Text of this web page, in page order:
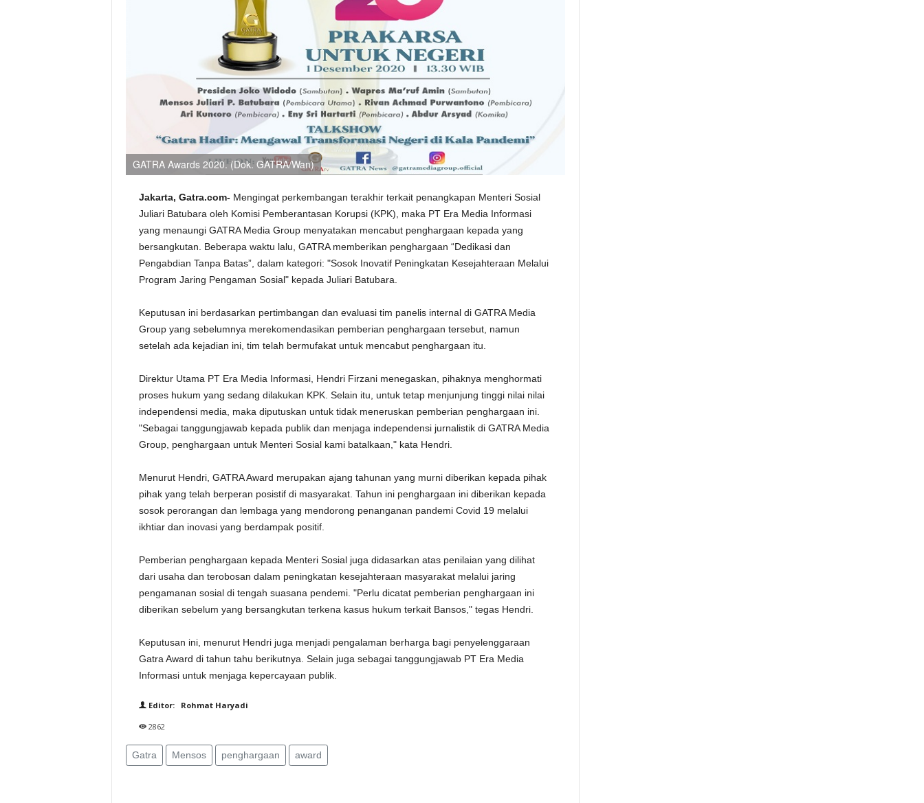
GATRA Awards 2020. (Dok. GATRA/Wan)
Jakarta, Gatra.com-Mengingat perkembangan terakhir terkait penangkapan Menteri Sosial
Juliari Batubara oleh Komisi Pemberantasan Korupsi (KPK), maka PT Era Media Informasi
yang menaungi GATRA Media Group menyatakan mencabut penghargaan kepada yang
bersangkutan. Beberapa waktu lalu, GATRA memberikan penghargaan “Dedikasi dan
Pengabdian Tanpa Batas”, dalam kategori: "Sosok Inovatif Peningkatan Kesejahteraan Melalui
Program Jaring Pengaman Sosial" kepada Juliari Batubara.
Keputusan ini berdasarkan pertimbangan dan evaluasi tim panelis internal di GATRA Media
Group yang sebelumnya merekomendasikan pemberian penghargaan tersebut, namun
setelah ada kejadian ini, tim telah bermufakat untuk mencabut penghargaan itu.
Direktur Utama PT Era Media Informasi, Hendri Firzani menegaskan, pihaknya menghormati
proses hukum yang sedang dilakukan KPK. Selain itu, untuk tetap menjunjung tinggi nilai nilai
independensi media, maka diputuskan untuk tidak meneruskan pemberian penghargaan ini.
"Sebagai tanggungjawab kepada publik dan menjaga independensi jurnalistik di GATRA Media
Group, penghargaan untuk Menteri Sosial kami batalkaan," kata Hendri.
Menurut Hendri, GATRA Award merupakan ajang tahunan yang murni diberikan kepada pihak
pihak yang telah berperan posistif di masyarakat. Tahun ini penghargaan ini diberikan kepada
sosok perorangan dan lembaga yang mendorong penanganan pandemi Covid 19 melalui
ikhtiar dan inovasi yang berdampak positif.
Pemberian penghargaan kepada Menteri Sosial juga didasarkan atas penilaian yang dilihat
dari usaha dan terobosan dalam peningkatan kesejahteraan masyarakat melalui jaring
pengamanan sosial di tengah suasana pendemi. "Perlu dicatat pemberian penghargaan ini
diberikan sebelum yang bersangkutan terkena kasus hukum terkait Bansos," tegas Hendri.
Keputusan ini, menurut Hendri juga menjadi pengalaman berharga bagi penyelenggaraan
Gatra Award di tahun tahu berikutnya. Selain juga sebagai tanggungjawab PT Era Media
Informasi untuk menjaga kepercayaan publik.
Editor: Rohmat Haryadi
2862
Gatra Mensos penghargaan award